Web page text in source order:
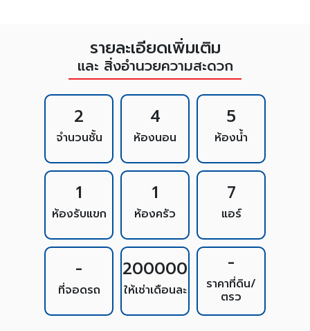
รายละเอียดเพิ่มเติม
และ สิ่งอำนวยความสะดวก
2
จำนวนชั้น
4
ห้องนอน
5
ห้องน้ำ
1
ห้องรับแขก
1
ห้องครัว
7
แอร์
-
ที่จอดรถ
200000
ให้เช่าเดือนละ
-
ราคาที่ดิน/
ตรว